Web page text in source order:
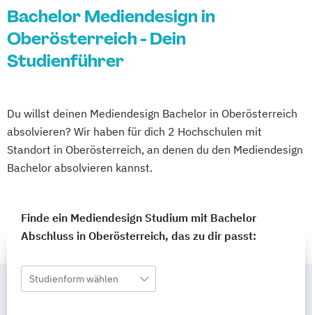
Bachelor Mediendesign in
Oberösterreich - Dein
Studienführer
Du willst deinen Mediendesign Bachelor in Oberösterreich
absolvieren? Wir haben für dich 2 Hochschulen mit
Standort in Oberösterreich, an denen du den Mediendesign
Bachelor absolvieren kannst.
Finde ein Mediendesign Studium mit Bachelor
Abschluss in Oberösterreich, das zu dir passt:
Studienform wählen